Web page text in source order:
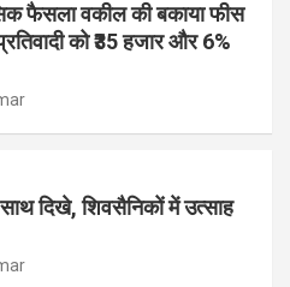
फैसला वकील की बकाया फीस
को ₹35 हजार और 6%
दिखे, शिवसैनिकों में उत्साह